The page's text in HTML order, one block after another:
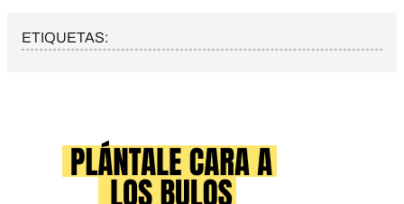
ETIQUETAS: